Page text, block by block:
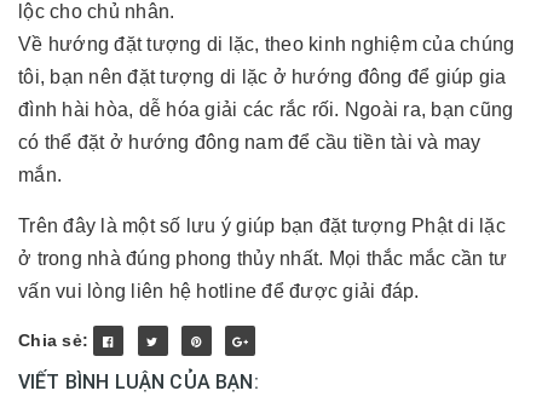
lộc cho chủ nhân.
Về hướng đặt tượng di lặc, theo kinh nghiệm của chúng
tôi, bạn nên đặt tượng di lặc ở hướng đông để giúp gia
đình hài hòa, dễ hóa giải các rắc rối. Ngoài ra, bạn cũng
có thể đặt ở hướng đông nam để cầu tiền tài và may
mắn.
Trên đây là một số lưu ý giúp bạn đặt tượng Phật di lặc
ở trong nhà đúng phong thủy nhất. Mọi thắc mắc cần tư
vấn vui lòng liên hệ hotline để được giải đáp.
Chia sẻ:
VIẾT BÌNH LUẬN CỦA BẠN: